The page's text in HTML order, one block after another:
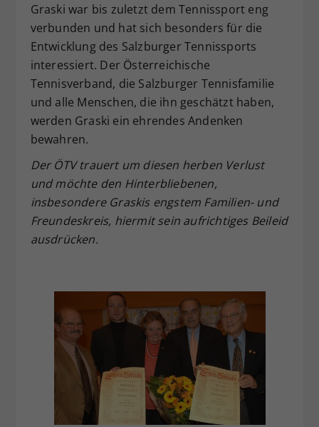
Graski war bis zuletzt dem Tennissport eng
verbunden und hat sich besonders für die
Entwicklung des Salzburger Tennissports
interessiert. Der Österreichische
Tennisverband, die Salzburger Tennisfamilie
und alle Menschen, die ihn geschätzt haben,
werden Graski ein ehrendes Andenken
bewahren.
Der ÖTV trauert um diesen herben Verlust
und möchte den Hinterbliebenen,
insbesondere Graskis engstem Familien- und
Freundeskreis, hiermit sein aufrichtiges Beileid
ausdrücken.